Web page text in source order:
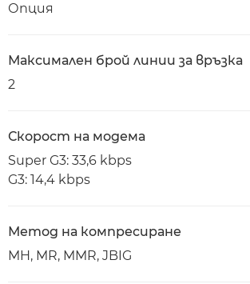
Опция
Максимален брой линии за връзка
2
Скорост на модема
Super G3: 33,6 kbps
G3: 14,4 kbps
Метод на компресиране
MH, MR, MMR, JBIG